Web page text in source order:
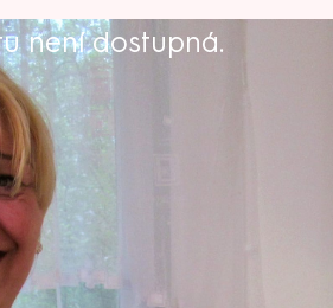
není dostupná.
dobrého jídla a pití.